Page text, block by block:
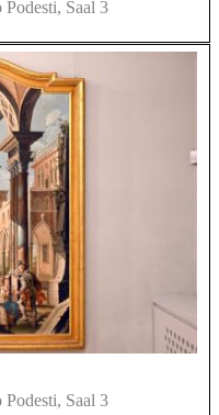
Saal 3
Saal 3